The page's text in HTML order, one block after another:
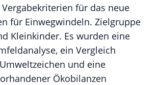
für das neue
für Einwegwindeln. Zielgruppe
Kleinkinder. Es wurden eine
ein Vergleich
und eine
Ökobilanzen